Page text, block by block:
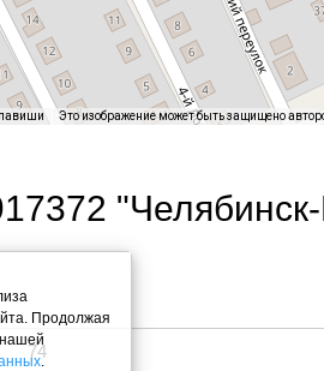
Это изображение может быть защищено
74
Продолжая
нашей
.